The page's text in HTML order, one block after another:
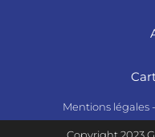
Mentions légales -
Copyright 2023